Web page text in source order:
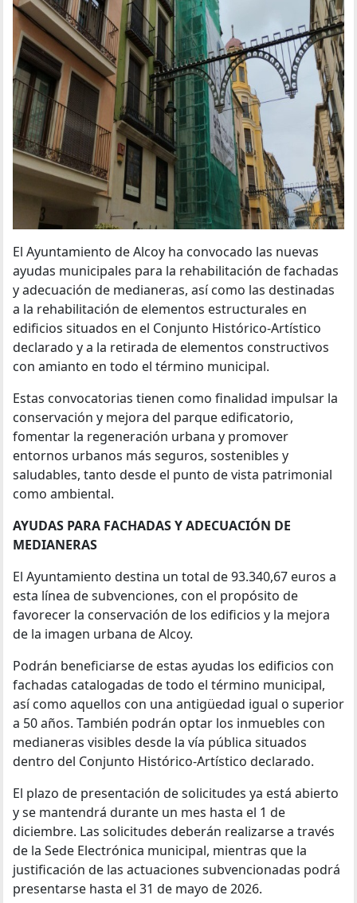
El Ayuntamiento de Alcoy ha convocado las nuevas
ayudas municipales para la rehabilitación de fachadas
y adecuación de medianeras, así como las destinadas
a la rehabilitación de elementos estructurales en
edificios situados en el Conjunto Histórico-Artístico
declarado y a la retirada de elementos constructivos
con amianto en todo el término municipal.
Estas convocatorias tienen como finalidad impulsar la
conservación y mejora del parque edificatorio,
fomentar la regeneración urbana y promover
entornos urbanos más seguros, sostenibles y
saludables, tanto desde el punto de vista patrimonial
como ambiental.
AYUDAS PARA FACHADAS Y ADECUACIÓN DE
MEDIANERAS
El Ayuntamiento destina un total de 93.340,67 euros a
esta línea de subvenciones, con el propósito de
favorecer la conservación de los edificios y la mejora
de la imagen urbana de Alcoy.
Podrán beneficiarse de estas ayudas los edificios con
fachadas catalogadas de todo el término municipal,
así como aquellos con una antigüedad igual o superior
a 50 años. También podrán optar los inmuebles con
medianeras visibles desde la vía pública situados
dentro del Conjunto Histórico-Artístico declarado.
El plazo de presentación de solicitudes ya está abierto
y se mantendrá durante un mes hasta el 1 de
diciembre. Las solicitudes deberán realizarse a través
de la Sede Electrónica municipal, mientras que la
justificación de las actuaciones subvencionadas podrá
presentarse hasta el 31 de mayo de 2026.